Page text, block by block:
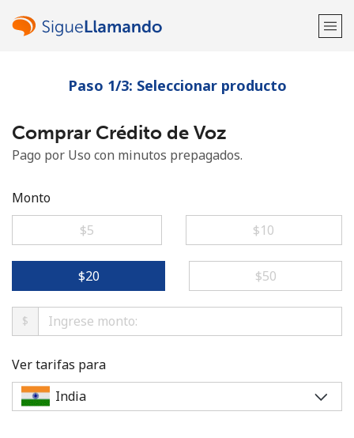
¡Bienvenido!
¿Ya tienes una cuenta?Inicia sesión →
Paso 1/3: Seleccionar producto
Comprar Crédito de Voz
Pago por Uso con minutos prepagados.
Monto
⁦$5⁩
⁦$10⁩
⁦$20⁩ ⁦$50⁩
$
Ver tarifas para